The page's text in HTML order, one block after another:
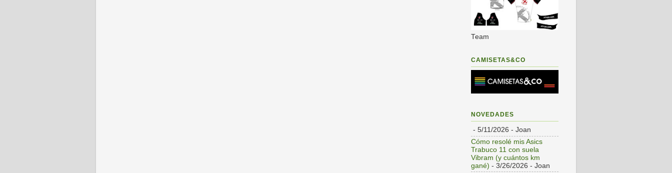
Team
CAMISETAS&CO
NOVEDADES
- 5/11/2026 - Joan
Cómo resolé mis Asics
Trabuco 11 con suela
Vibram (y cuántos km
gané) - 3/26/2026 - Joan